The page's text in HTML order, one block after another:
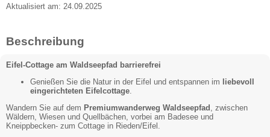
Aktualisiert am: 24.09.2025
Beschreibung
Eifel-Cottage am Waldseepfad barrierefrei
Genießen Sie die Natur in der Eifel und entspannen im
liebevoll
eingerichteten Eifelcottage
Wandern Sie auf dem Premiumwanderweg Waldseepfad , zwischen
Wäldern, Wiesen und Quellbächen, vorbei am Badesee und
Kneippbecken- zum Cottage in Rieden/Eifel.